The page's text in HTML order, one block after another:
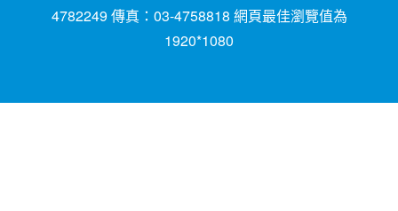
4782249 傳真：03-4758818 網頁最佳瀏覽值為
1920*1080